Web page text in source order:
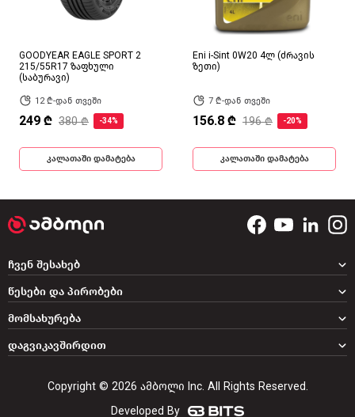
GOODYEAR EAGLE SPORT 2
215/55R17 ზაფხული
(საბურავი)
12 ₾-დან თვეში
249 ₾ 380 ₾ -34%
კალათაში დამატება
Eni i-Sint 0W20 4ლ (ძრავის
ზეთი)
7 ₾-დან თვეში
156.8 ₾ 196 ₾ -20%
კალათაში დამატება
დაგვიკავშირდით
ჩვენ შესახებ
წესები და პირობები
მომსახურება
Copyright © 2026 ამბოლი Inc. All Rights Reserved.
Developed By